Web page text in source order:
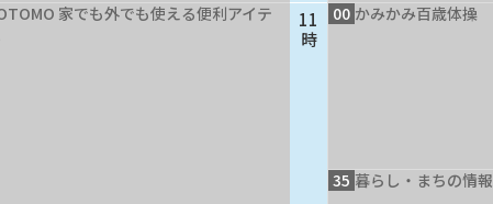
家でも外でも使える便利アイテ
11
時
00 かみかみ百歳体操
35 暮らし・まちの情報